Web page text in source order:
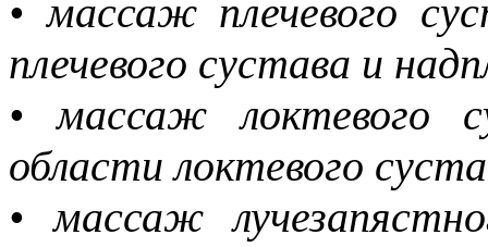
• массаж плечевого
плечевого сустава и
• массаж локтевого
области локтевого
• массаж